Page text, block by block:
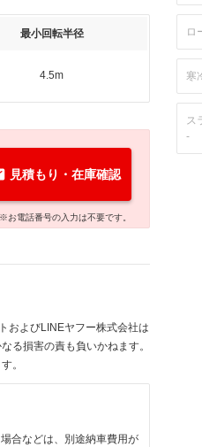
最小回転半径
4.5m
見積もり・在庫確認
※お電話番号の入力は不要です。
およびLINEヤフー株式会社は
る損害の責も負いかねます。
。
合などは、別途納車費用が
ロ
寒
ス
-